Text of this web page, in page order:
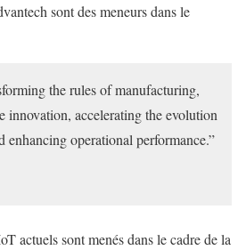
sont des meneurs dans le
the rules of manufacturing,
innovation, accelerating the evolution
enhancing operational performance.”
actuels sont menés dans le cadre de la